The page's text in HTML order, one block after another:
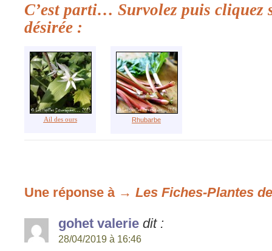
C’est parti… Survolez puis cliquez
désirée :
Ail des ours Rhubarbe
Une réponse à → Les Fiches-Plantes
gohet valerie dit :
28/04/2019 à 16:46